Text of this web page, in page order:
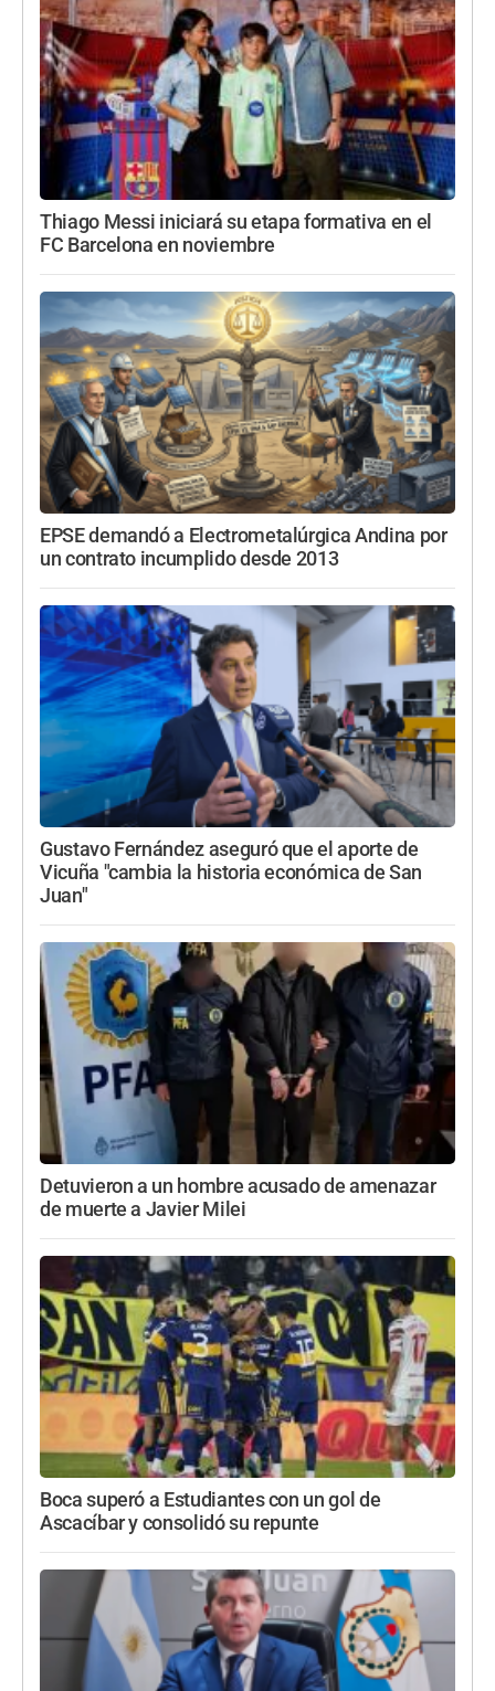
Thiago Messi iniciará su etapa formativa en el
FC Barcelona en noviembre
EPSE demandó a Electrometalúrgica Andina por
un contrato incumplido desde 2013
Gustavo Fernández aseguró que el aporte de
Vicuña "cambia la historia económica de San
Juan"
Detuvieron a un hombre acusado de amenazar
de muerte a Javier Milei
Boca superó a Estudiantes con un gol de
Ascacíbar y consolidó su repunte